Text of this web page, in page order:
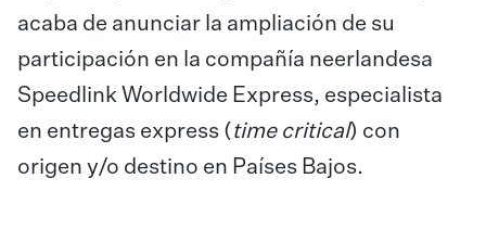
acaba de anunciar la ampliación de su
participación en la compañía neerlandesa
Speedlink Worldwide Express, especialista
en entregas express ( time critical) con
origen y/o destino en Países Bajos.